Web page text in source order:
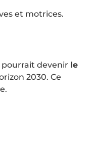
et motrices.
pourrait devenir le
2030. Ce